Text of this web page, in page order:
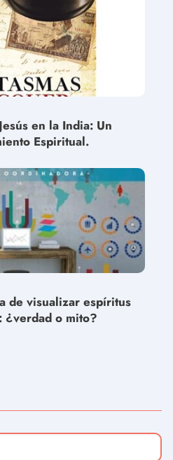
en la India: Un
Espiritual.
de visualizar espíritus
¿verdad o mito?